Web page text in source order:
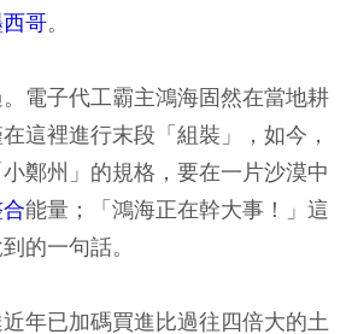
哥。
電子代工霸主鴻海固然在當地耕
這裡進行末段「組裝」，如今，
鄭州」的規格，要在一片沙漠中
能量；「鴻海正在幹大事！」這
的一句話。
年已加碼買進比過往四倍大的土